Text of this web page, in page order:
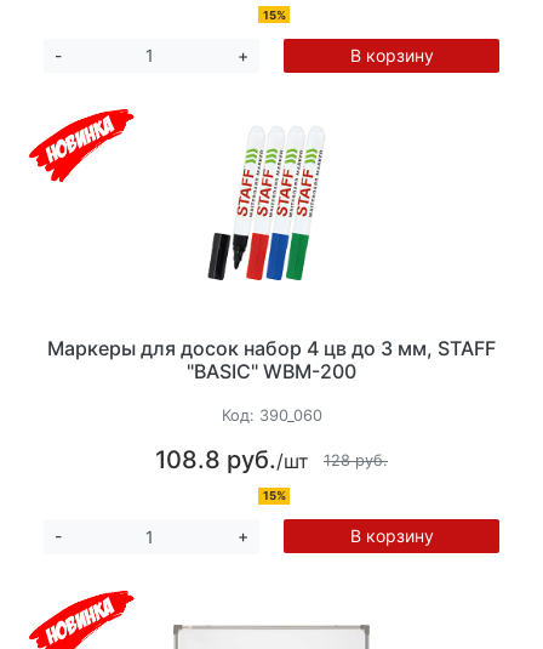
15%
- + В корзину
Маркеры для досок набор 4 цв до 3 мм, STAFF
"BASIC" WBM-200
Код: 390_060
108.8 руб./шт 128 руб.
15%
- + В корзину